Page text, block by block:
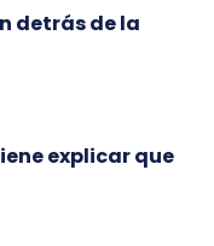
detrás de la
explicar que